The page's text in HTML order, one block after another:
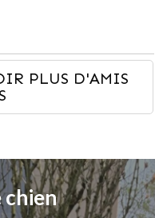
PLUS D'AMIS
chien